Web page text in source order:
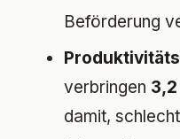
Beförderung
verbringen
damit,